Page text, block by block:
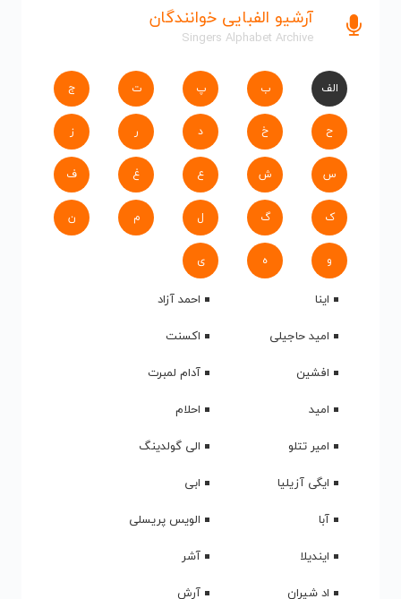
آرشیو الفبایی خوانندگان
Singers Alphabet Archive
الف ب پ ت ج
ح خ د ر ز
س ش ع غ ف
ک گ ل م ن
و ه ی
اینا
احمد آزاد
امید حاجیلی
اکسنت
افشین
آدام لمبرت
امید
احلام
امیر تتلو
الی گولدینگ
ایگی آزیلیا
ابی
آبا
الویس پریسلی
ایندیلا
آشر
اد شیران
آرش